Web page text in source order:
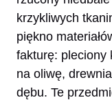
krzykliwych
piękno
fakturę: pleciony
na oliwę,
dębu. Te